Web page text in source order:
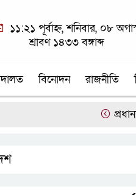
১১:২১ পূর্বাহ্ন, শনিবার, ০৮
শ্রাবণ ১৪৩৩ বঙ্গাব্দ
বিনোদন রাজনীতি